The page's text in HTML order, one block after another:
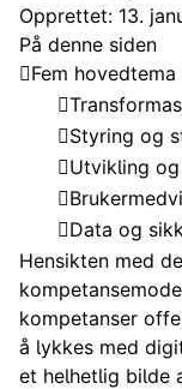
Opprettet: 13.
På denne siden
Fem hovedtema
Styring og
Utvikling
Data og
Hensikten med
kompetanser
å lykkes med
et helhetlig bilde